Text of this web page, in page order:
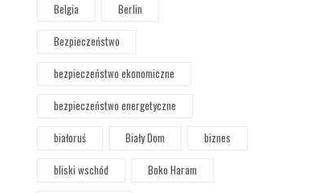
Belgia
Berlin
Bezpieczeństwo
bezpieczeństwo ekonomiczne
bezpieczeństwo energetyczne
białoruś
Biały Dom
biznes
bliski wschód
Boko Haram